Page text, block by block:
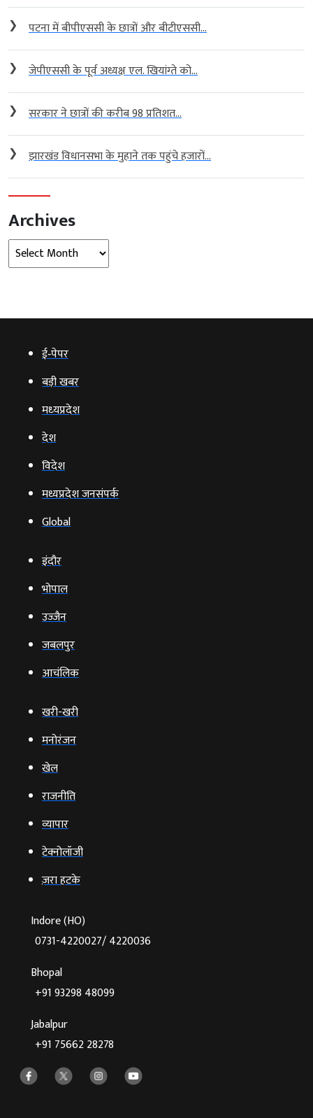
❯ पटना में बीपीएससी के छात्रों और बीटीएससी...
❯ जेपीएससी के पूर्व अध्यक्ष एल. खियांग्ते को...
❯ सरकार ने छात्रों की करीब 98 प्रतिशत...
❯ झारखंड विधानसभा के मुहाने तक पहुंचे हजारों...
Archives
Archives
ई‑पेपर
बड़ी खबर
मध्‍यप्रदेश
देश
विदेश
मध्यप्रदेश जनसंपर्क
Global
इंदौर
भोपाल
उज्‍जैन
जबलपुर
आचंलिक
खरी-खरी
मनोरंजन
खेल
राजनीति
व्‍यापार
टेक्‍नोलॉजी
ज़रा हटके
Indore (HO)
0731-4220027/ 4220036
Bhopal
+91 93298 48099
Jabalpur
+91 75662 28278